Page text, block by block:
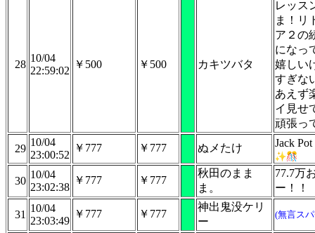
28
10/04
22:59:02
￥500 ￥500 カキツバタ
レッス
ま！リ
ア２の
になっ
嬉しい
すぎな
あえず
イ見せ
頑張っ
29
10/04
23:00:52
￥777 ￥777 ぬメたけ Jack
30
10/04
23:02:38
￥777 ￥777
秋田のまま
ま。
77.7万
ー！！
31
10/04
23:03:49
￥777 ￥777
神出鬼没ケリ
ー
(無言ス